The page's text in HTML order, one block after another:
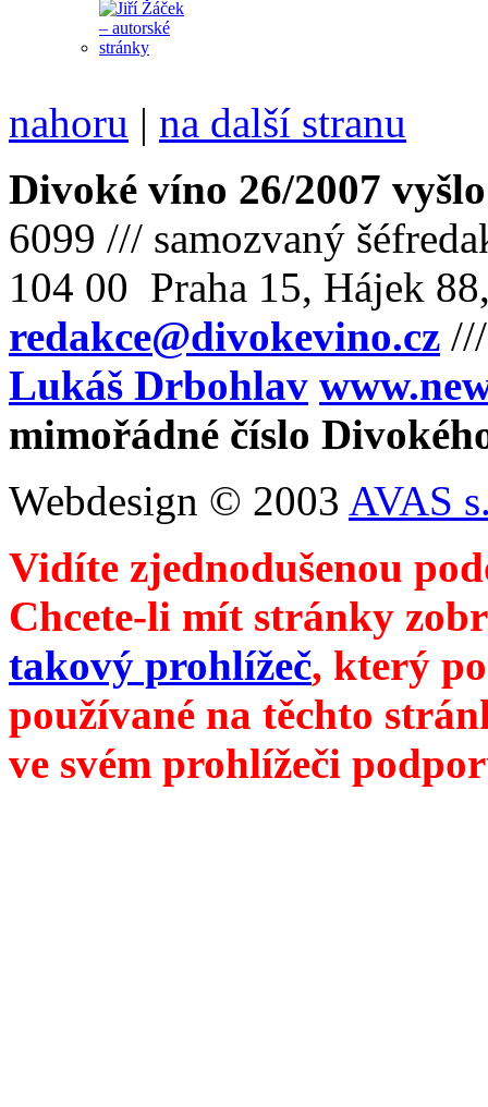
nahoru | na další stranu
Divoké víno 26/2007
6099 /// samozvaný
104 00 Praha 15, Hájek
redakce@divokevino.cz
Lukáš Drbohlav
mimořádné číslo
Webdesign © 2003 AVAS
Vidíte zjednodušenou
Chcete-li mít stránky
takový prohlížeč, který
používané na těchto
ve svém prohlížeči